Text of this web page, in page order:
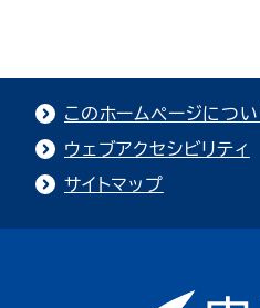
このホームページにつ
ウェブアクセシビリティ
サイトマップ